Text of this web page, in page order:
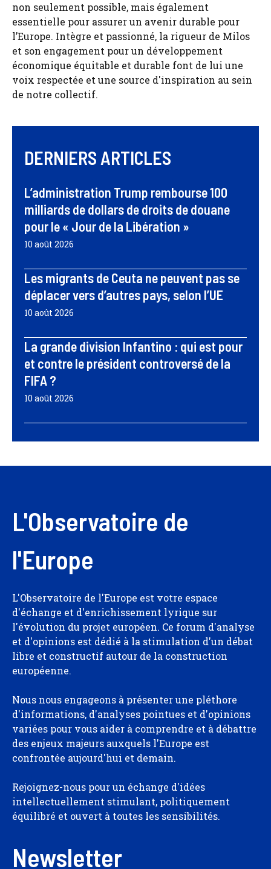
non seulement possible, mais également
essentielle pour assurer un avenir durable pour
l’Europe. Intègre et passionné, la rigueur de Milos
et son engagement pour un développement
économique équitable et durable font de lui une
voix respectée et une source d'inspiration au sein
de notre collectif.
DERNIERS ARTICLES
L’administration Trump rembourse 100
milliards de dollars de droits de douane
pour le « Jour de la Libération »
10 août 2026
Les migrants de Ceuta ne peuvent pas se
déplacer vers d’autres pays, selon l’UE
10 août 2026
La grande division Infantino : qui est pour
et contre le président controversé de la
FIFA ?
10 août 2026
L'Observatoire de
l'Europe
L'Observatoire de l'Europe est votre espace
d'échange et d'enrichissement lyrique sur
l'évolution du projet européen. Ce forum d'analyse
et d'opinions est dédié à la stimulation d'un débat
libre et constructif autour de la construction
européenne.
Nous nous engageons à présenter une pléthore
d'informations, d'analyses pointues et d'opinions
variées pour vous aider à comprendre et à débattre
des enjeux majeurs auxquels l'Europe est
confrontée aujourd'hui et demain.
Rejoignez-nous pour un échange d'idées
intellectuellement stimulant, politiquement
équilibré et ouvert à toutes les sensibilités.
Newsletter